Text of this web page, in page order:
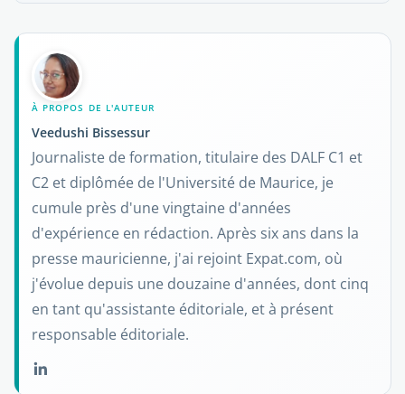
À PROPOS DE L'AUTEUR
Veedushi Bissessur
Journaliste de formation, titulaire des DALF C1 et
C2 et diplômée de l'Université de Maurice, je
cumule près d'une vingtaine d'années
d'expérience en rédaction. Après six ans dans la
presse mauricienne, j'ai rejoint Expat.com, où
j'évolue depuis une douzaine d'années, dont cinq
en tant qu'assistante éditoriale, et à présent
responsable éditoriale.